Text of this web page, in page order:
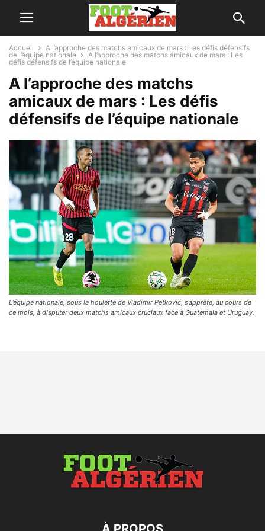
Accueil
A l’approche des matchs amicaux de mars : Les défis défensifs
de l’équipe nationale
A l’approche des matchs amicaux de mars : Les
défis défensifs de l’équipe nationale
A l’approche des matchs
amicaux de mars : Les défis
défensifs de l’équipe nationale
L’équipe nationale, sous la houlette de Vladimir Petković, s’apprête, au cours de
ce mois, à disputer deux matchs amicaux cruciaux face à Guatemala et Uruguay.